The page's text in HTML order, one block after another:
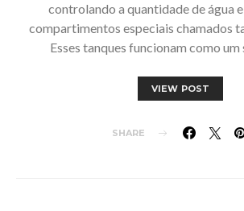
controlando a quantidade de água
compartimentos especiais chamados
Esses tanques funcionam como
VIEW POST
SHARE